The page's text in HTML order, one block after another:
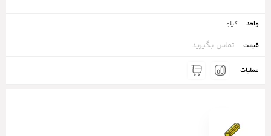
کیلو
تماس بگیرید